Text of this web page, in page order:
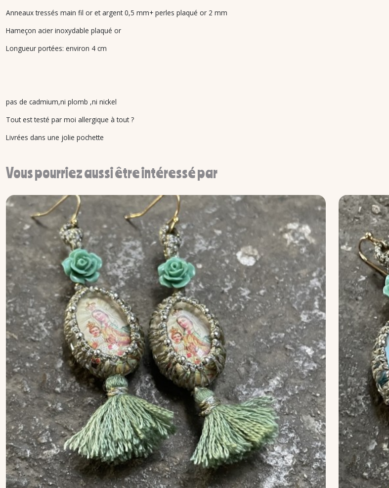
Anneaux tressés main fil or et argent 0,5 mm+ perles plaqué or 2 mm
Hameçon acier inoxydable plaqué or
Longueur portées: environ 4 cm
pas de cadmium,ni plomb ,ni nickel
Tout est testé par moi allergique à tout ?
Livrées dans une jolie pochette
Vous pourriez aussi être intéressé par